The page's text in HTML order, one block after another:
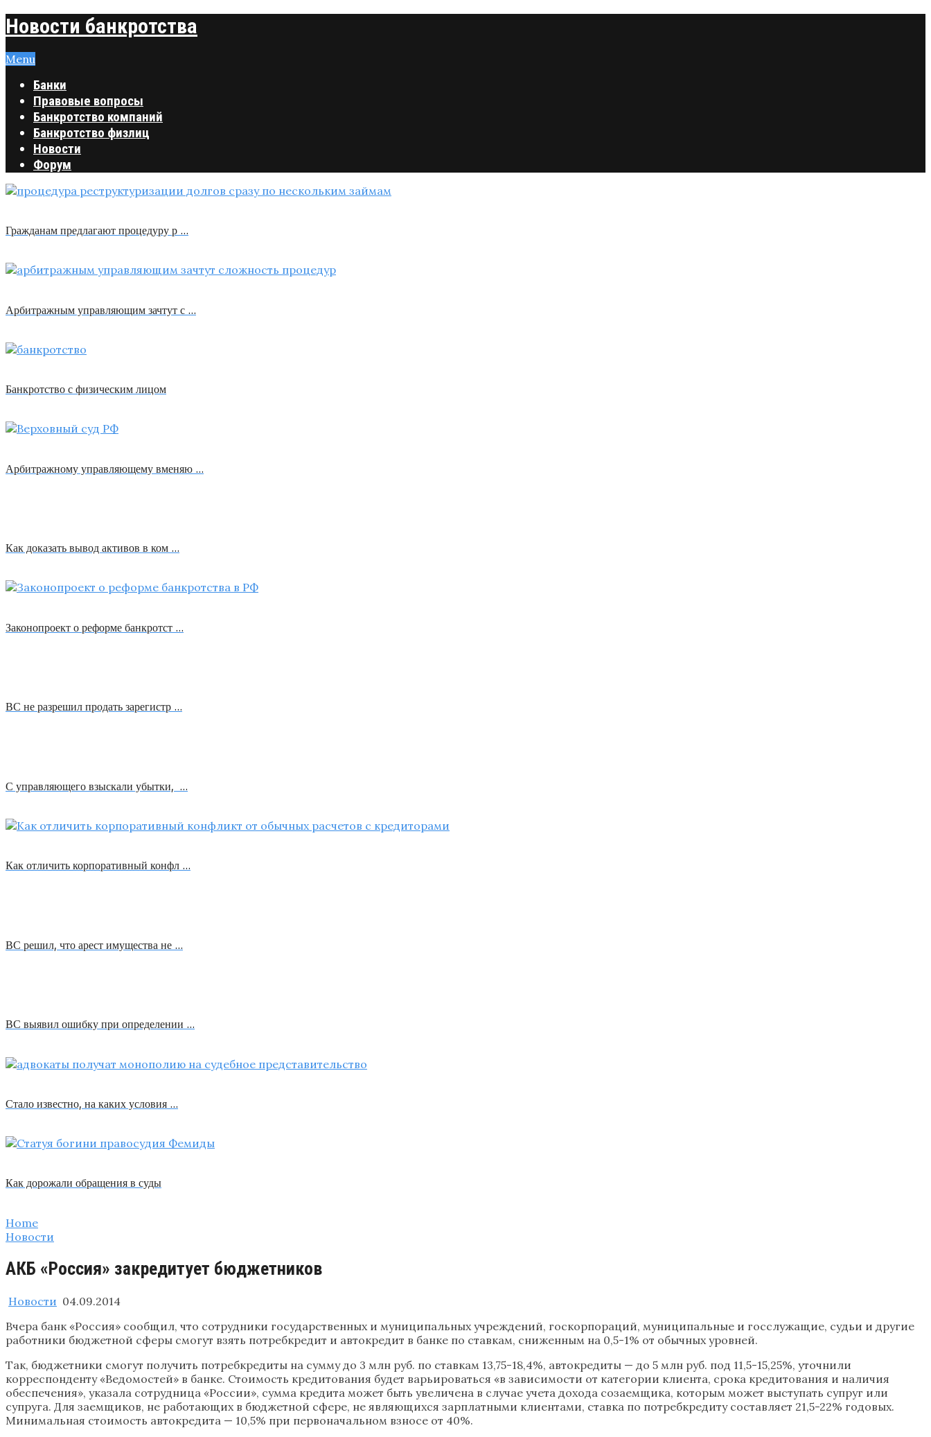
Новости банкротства
Menu
Банки
Правовые вопросы
Банкротство компаний
Банкротство физлиц
Новости
Форум
Гражданам предлагают процедуру р …
Арбитражным управляющим зачтут с …
Банкротство с физическим лицом
Арбитражному управляющему вменяю …
Как доказать вывод активов в ком …
Законопроект о реформе банкротст …
ВС не разрешил продать зарегистр …
С управляющего взыскали убытки, …
Как отличить корпоративный конфл …
ВС решил, что арест имущества не …
ВС выявил ошибку при определении …
Стало известно, на каких условия …
Как дорожали обращения в суды
Home
Новости
АКБ «Россия» закредитует бюджетников
Новости 04.09.2014
Вчера банк «Россия» сообщил, что сотрудники государственных и муниципальных учреждений, госкорпораций, муниципальные и госслужащие, судьи и другие
работники бюджетной сферы смогут взять потребкредит и автокредит в банке по ставкам, сниженным на 0,5-1% от обычных уровней.
Так, бюджетники смогут получить потребкредиты на сумму до 3 млн руб. по ставкам 13,75-18,4%, автокредиты — до 5 млн руб. под 11,5-15,25%, уточнили
корреспонденту «Ведомостей» в банке. Стоимость кредитования будет варьироваться «в зависимости от категории клиента, срока кредитования и наличия
обеспечения», указала сотрудница «России», сумма кредита может быть увеличена в случае учета дохода созаемщика, которым может выступать супруг или
супруга. Для заемщиков, не работающих в бюджетной сфере, не являющихся зарплатными клиентами, ставка по потребкредиту составляет 21,5-22% годовых.
Минимальная стоимость автокредита — 10,5% при первоначальном взносе от 40%.